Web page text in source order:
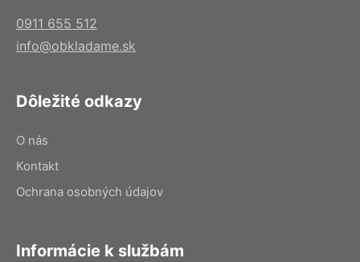
0911 655 512
info@obkladame.sk
Dôležité odkazy
O nás
Kontakt
Ochrana osobných údajov
Informácie k službám